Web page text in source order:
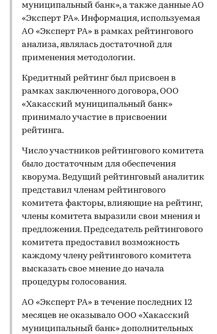
муниципальный банк», а также данные АО
«Эксперт РА». Информация, используемая
АО «Эксперт РА» в рамках рейтингового
анализа, являлась достаточной для
применения методологии.
Кредитный рейтинг был присвоен в
рамках заключенного договора, ООО
«Хакасский муниципальный банк»
принимало участие в присвоении
рейтинга.
Число участников рейтингового комитета
было достаточным для обеспечения
кворума. Ведущий рейтинговый аналитик
представил членам рейтингового
комитета факторы, влияющие на рейтинг,
члены комитета выразили свои мнения и
предложения. Председатель рейтингового
комитета предоставил возможность
каждому члену рейтингового комитета
высказать свое мнение до начала
процедуры голосования.
АО «Эксперт РА» в течение последних 12
месяцев не оказывало ООО «Хакасский
муниципальный банк» дополнительных